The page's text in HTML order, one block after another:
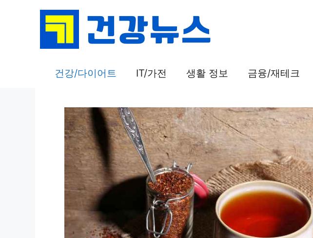
건강/다이어트 IT/가전 생활 정보 금융/재테크